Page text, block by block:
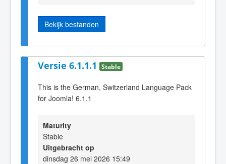
Bekijk bestanden
Versie 6.1.1.1 Stable
This is the German, Switzerland Language Pack
for Joomla! 6.1.1
Maturity
Stable
Uitgebracht op
dinsdag 26 mei 2026 15:49